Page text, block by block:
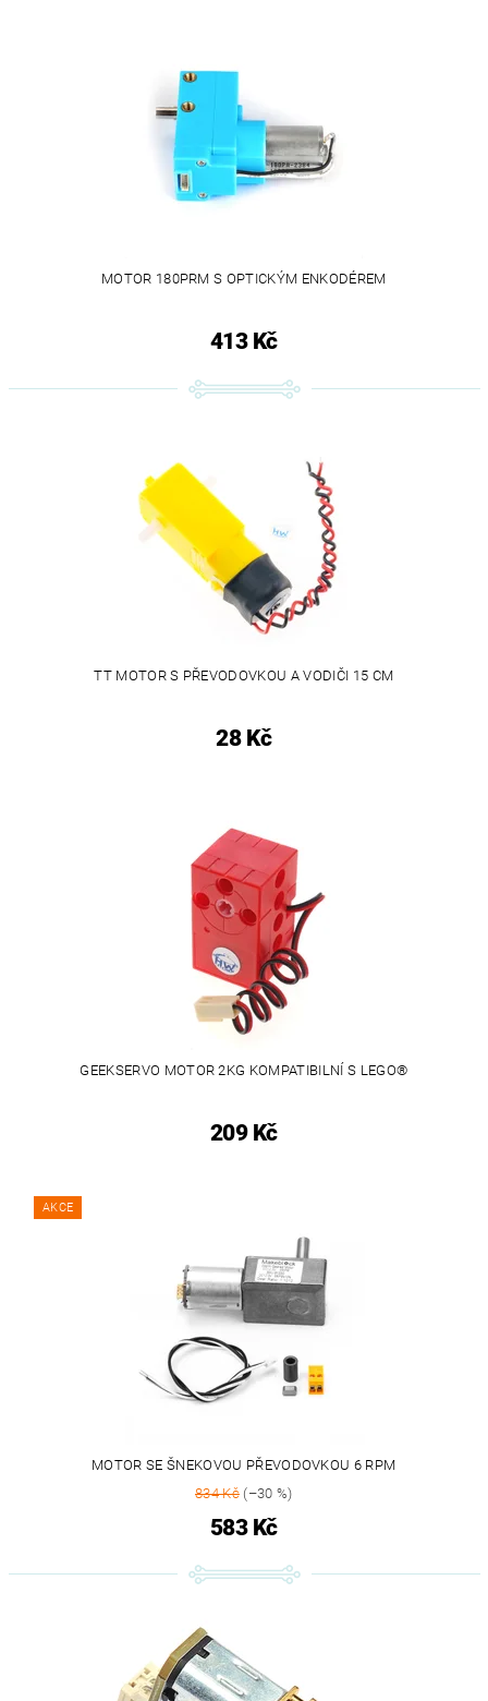
MOTOR 180PRM S OPTICKÝM ENKODÉREM
413 Kč
TT MOTOR S PŘEVODOVKOU A VODIČI 15 CM
28 Kč
GEEKSERVO MOTOR 2KG KOMPATIBILNÍ S LEGO®
209 Kč
AKCE
MOTOR SE ŠNEKOVOU PŘEVODOVKOU 6 RPM
834 Kč(–30 %)
583 Kč